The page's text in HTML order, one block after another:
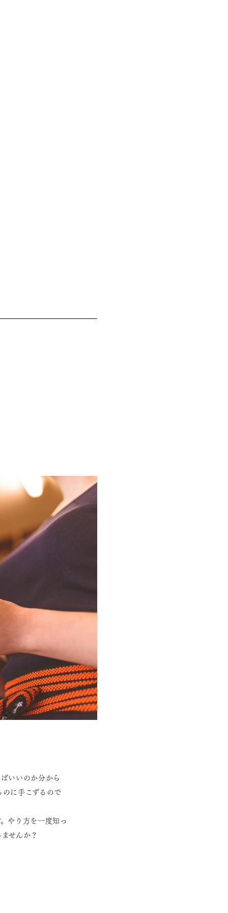
いいのか分から
に手こずるので
やり方を一度知っ
せんか？